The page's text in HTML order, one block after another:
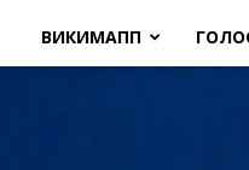
ВИКИМАПП